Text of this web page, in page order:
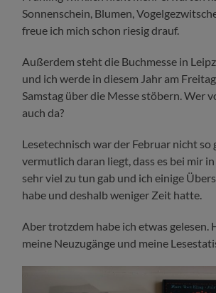
Sonnenschein, Blumen,
freue ich mich schon riesig drauf.
Außerdem steht die Buchmesse in
und ich werde in diesem Jahr am
Samstag über die Messe stöbern. Wer
auch da?
Lesetechnisch war der Februar nicht so
vermutlich daran liegt, dass es bei mir
sehr viel zu tun gab und ich einige
habe und deshalb weniger Zeit hatte.
Aber trotzdem habe ich etwas gelesen.
meine Neuzugänge und meine